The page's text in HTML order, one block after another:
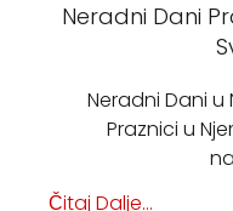
Neradni Dani
Neradni Dani u
Praznici u
Čitaj Dalje...